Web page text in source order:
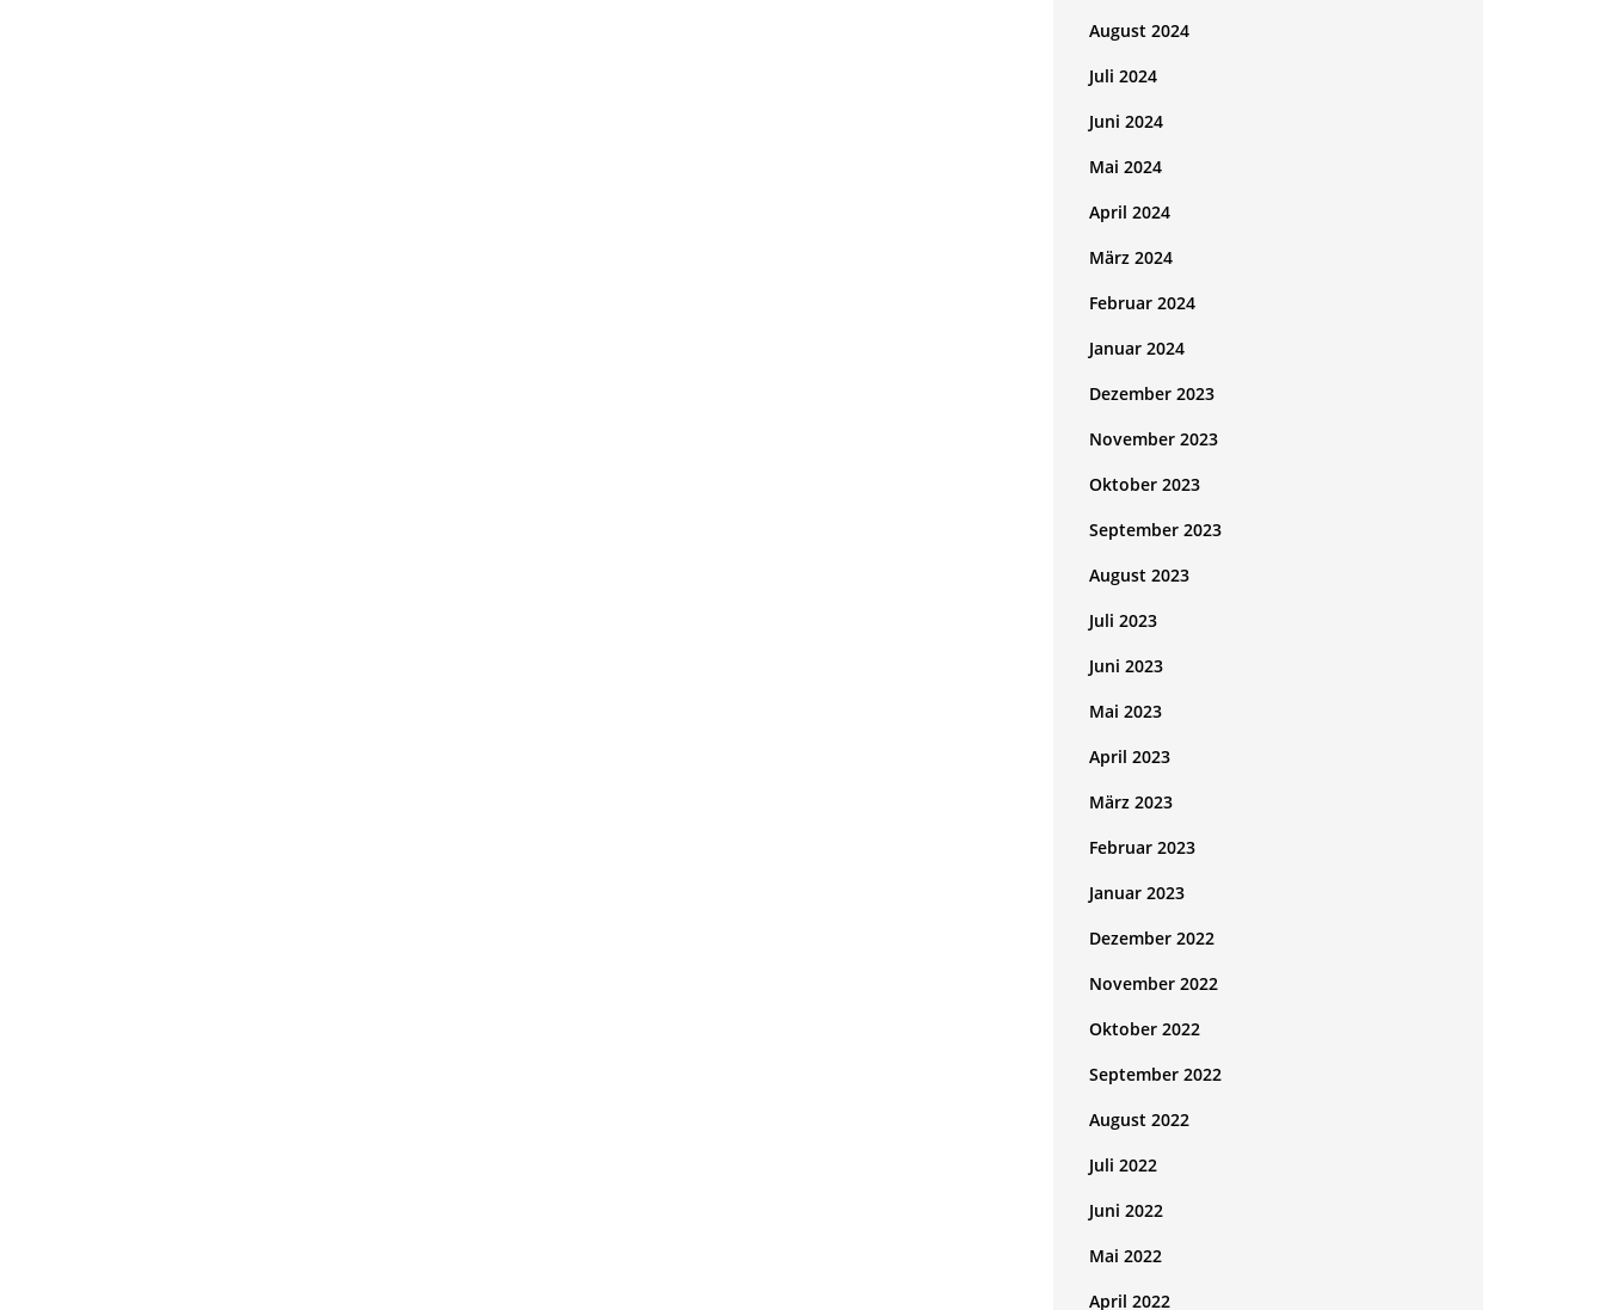
August 2024
Juli 2024
Juni 2024
Mai 2024
April 2024
März 2024
Februar 2024
Januar 2024
Dezember 2023
November 2023
Oktober 2023
September 2023
August 2023
Juli 2023
Juni 2023
Mai 2023
April 2023
März 2023
Februar 2023
Januar 2023
Dezember 2022
November 2022
Oktober 2022
September 2022
August 2022
Juli 2022
Juni 2022
Mai 2022
April 2022